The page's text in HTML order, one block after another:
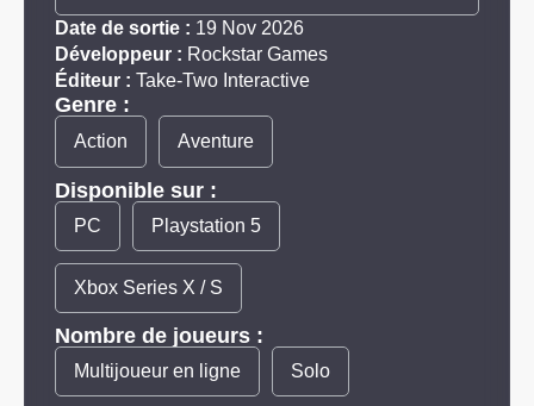
Date de sortie : 19 Nov 2026
Développeur : Rockstar Games
Éditeur : Take-Two Interactive
Genre :
Action Aventure
Disponible sur :
PC Playstation 5
Xbox Series X / S
Nombre de joueurs :
Multijoueur en ligne Solo